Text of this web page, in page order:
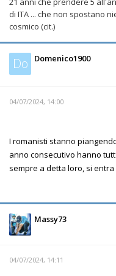
di ITA ... che non spostano
cosmico (cit.)
Do Domenico1900
04/07/2024, 14:00
I romanisti stanno
anno consecutivo hanno
sempre a detta loro, si
Massy73
04/07/2024, 14:11